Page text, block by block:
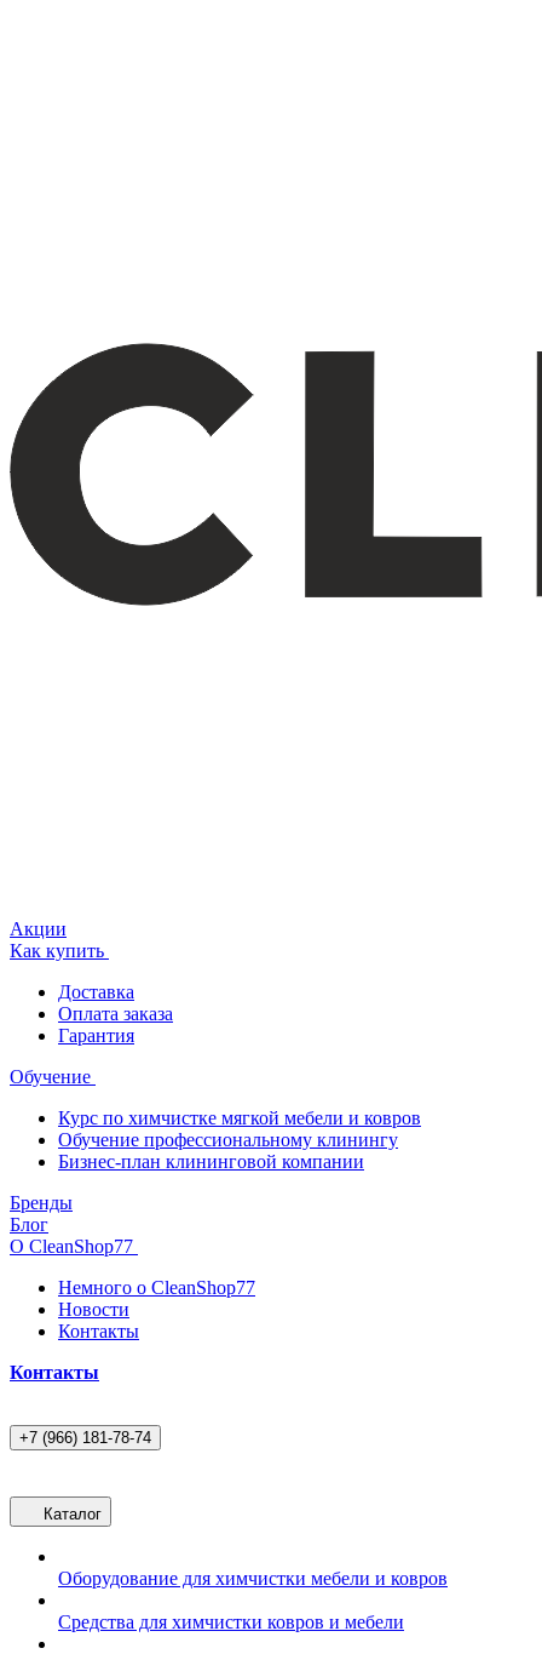
Акции
Как купить
Доставка
Оплата заказа
Гарантия
Обучение
Курс по химчистке мягкой мебели и ковров
Обучение профессиональному клинингу
Бизнес-план клининговой компании
Бренды
Блог
О CleanShop77
Немного о CleanShop77
Новости
Контакты
Контакты
+7 (966) 181-78-74
Каталог
Оборудование для химчистки мебели и ковров
Средства для химчистки ковров и мебели